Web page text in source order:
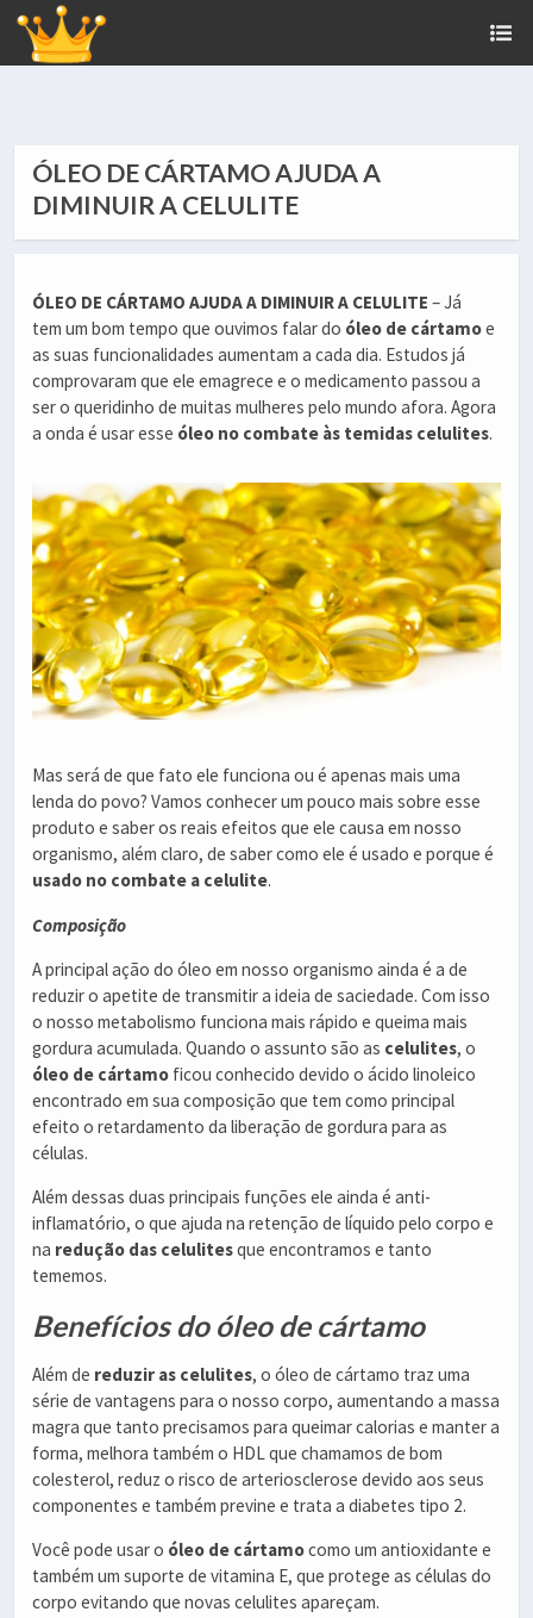
ÓLEO DE CÁRTAMO AJUDA A
DIMINUIR A CELULITE
ÓLEO DE CÁRTAMO AJUDA A DIMINUIR A CELULITE – Já
tem um bom tempo que ouvimos falar do óleo de cártamoe
as suas funcionalidades aumentam a cada dia. Estudos já
comprovaram que ele emagrece e o medicamento passou a
ser o queridinho de muitas mulheres pelo mundo afora. Agora
a onda é usar esse óleo no combate às temidas celulites.
Mas será de que fato ele funciona ou é apenas mais uma
lenda do povo? Vamos conhecer um pouco mais sobre esse
produto e saber os reais efeitos que ele causa em nosso
organismo, além claro, de saber como ele é usado e porque é
usado no combate a celulite.
Composição
A principal ação do óleo em nosso organismo ainda é a de
reduzir o apetite de transmitir a ideia de saciedade. Com isso
o nosso metabolismo funciona mais rápido e queima mais
gordura acumulada. Quando o assunto são as celulites, o
óleo de cártamo ficou conhecido devido o ácido linoleico
encontrado em sua composição que tem como principal
efeito o retardamento da liberação de gordura para as
células.
Além dessas duas principais funções ele ainda é anti-
inflamatório, o que ajuda na retenção de líquido pelo corpo e
na redução das celulitesque encontramos e tanto
tememos.
Benefícios do óleo de cártamo
Além de reduzir as celulites, o óleo de cártamo traz uma
série de vantagens para o nosso corpo, aumentando a massa
magra que tanto precisamos para queimar calorias e manter a
forma, melhora também o HDL que chamamos de bom
colesterol, reduz o risco de arteriosclerose devido aos seus
componentes e também previne e trata a diabetes tipo 2.
Você pode usar o óleo de cártamocomo um antioxidante e
também um suporte de vitamina E, que protege as células do
corpo evitando que novas celulites apareçam.